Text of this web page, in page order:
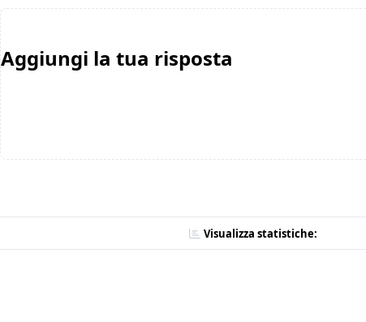
Aggiungi la tua risposta
Visualizza statistiche: